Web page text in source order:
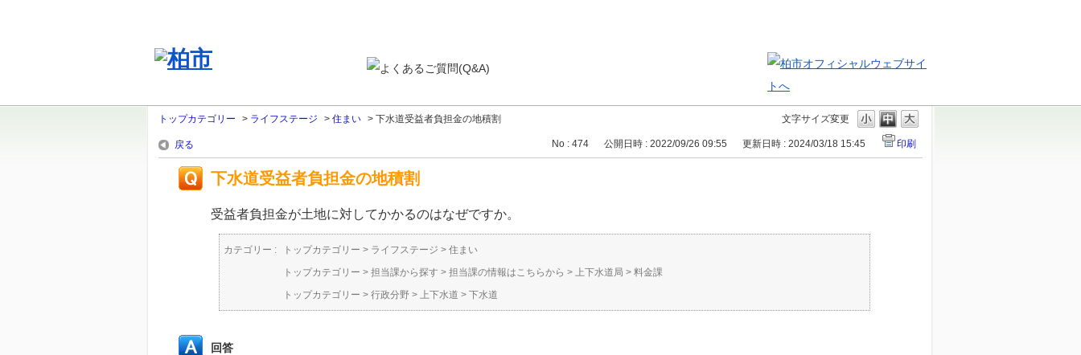
文字サイズ変更
トップカテゴリー > ライフステージ > 住まい > 下水道受益者負担金の地積割
戻る No : 474 公開日時 : 2022/09/26 09:55 更新日時 : 2024/03/18 15:45 印刷
下水道受益者負担金の地積割
受益者負担金が土地に対してかかるのはなぜですか。
カテゴリー : トップカテゴリー > ライフステージ > 住まい
トップカテゴリー > 担当課から探す > 担当課の情報はこちらから > 上下水道局 > 料金課
トップカテゴリー > 行政分野 > 上下水道 > 下水道
回答